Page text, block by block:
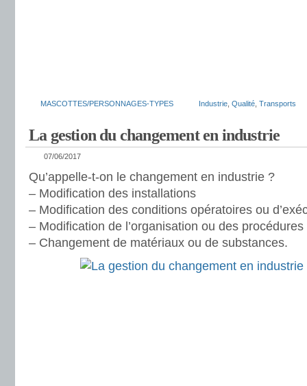
MASCOTTES/PERSONNAGES-TYPES Industrie Qualité Transports
La gestion du changement en industrie
07/06/2017
Qu’appelle-t-on le changement en industrie ?
– Modification des installations
– Modification des conditions opératoires ou
– Modification de l’organisation ou des procédures
– Changement de matériaux ou de substances.